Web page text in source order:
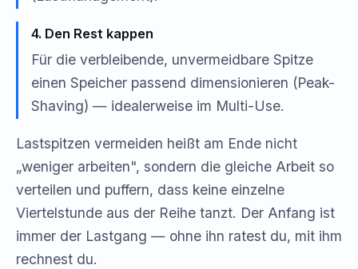
4. Den Rest kappen
Für die verbleibende, unvermeidbare Spitze
einen Speicher passend dimensionieren (Peak-
Shaving) — idealerweise im Multi-Use.
Lastspitzen vermeiden heißt am Ende nicht
„weniger arbeiten", sondern die gleiche Arbeit so
verteilen und puffern, dass keine einzelne
Viertelstunde aus der Reihe tanzt. Der Anfang ist
immer der Lastgang — ohne ihn ratest du, mit ihm
rechnest du.